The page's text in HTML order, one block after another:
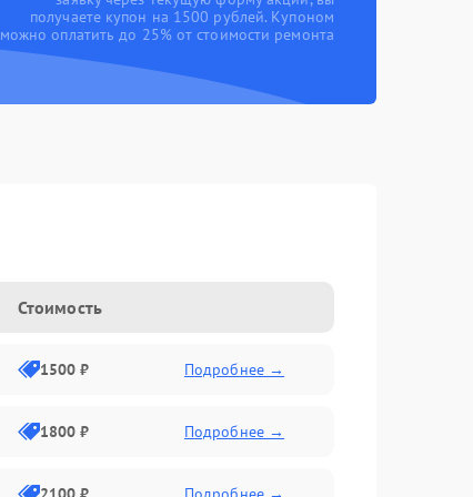
получаете купон на 1500 рублей. Купоном
можно оплатить до 25% от стоимости ремонта
Стоимость
1500 ₽ Подробнее →
1800 ₽ Подробнее →